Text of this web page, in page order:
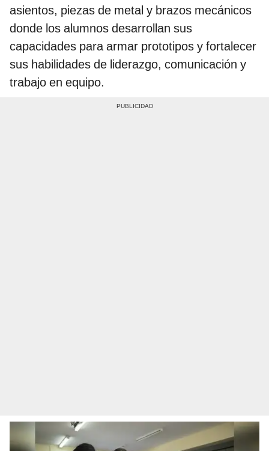
asientos, piezas de metal y brazos mecánicos
donde los alumnos desarrollan sus
capacidades para armar prototipos y fortalecer
sus habilidades de liderazgo, comunicación y
trabajo en equipo.